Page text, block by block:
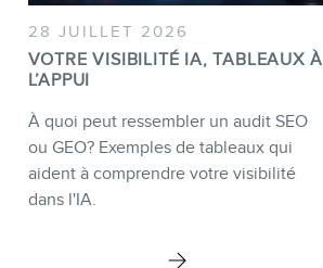
28 JUILLET 2026
VOTRE VISIBILITÉ IA, TABLEAUX À
L’APPUI
À quoi peut ressembler un audit SEO
ou GEO? Exemples de tableaux qui
aident à comprendre votre visibilité
dans l'IA.